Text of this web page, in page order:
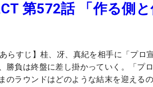
第572話 「作る側
あらすじ】桂、冴、真紀を相手に「プ
勝負は終盤に差し掛かっていく。「プ
のラウンドはどのような結末を迎える